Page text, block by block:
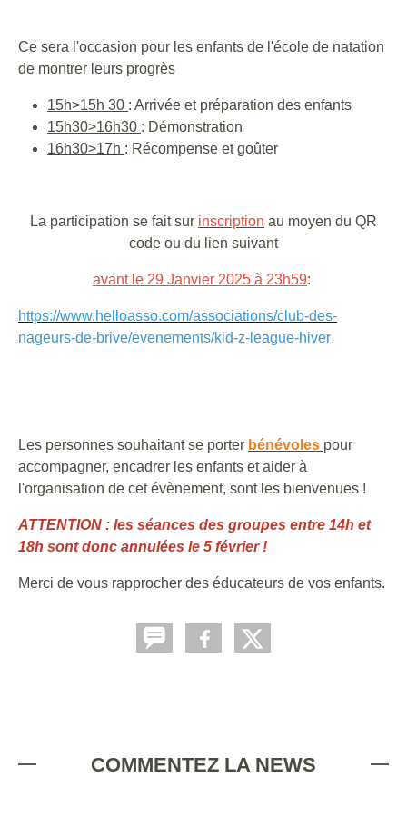
Ce sera l'occasion pour les enfants de l'école de natation
de montrer leurs progrès
15h>15h 30 : Arrivée et préparation des enfants
15h30>16h30 : Démonstration
16h30>17h : Récompense et goûter
La participation se fait sur inscription au moyen du QR
code ou du lien suivant
avant le 29 Janvier 2025 à 23h59:
https://www.helloasso.com/associations/club-des-
nageurs-de-brive/evenements/kid-z-league-hiver
Les personnes souhaitant se porter bénévoles pour
accompagner, encadrer les enfants et aider à
l'organisation de cet évènement, sont les bienvenues !
ATTENTION : les séances des groupes entre 14h et
18h sont donc annulées le 5 février !
Merci de vous rapprocher des éducateurs de vos enfants.
COMMENTEZ LA NEWS